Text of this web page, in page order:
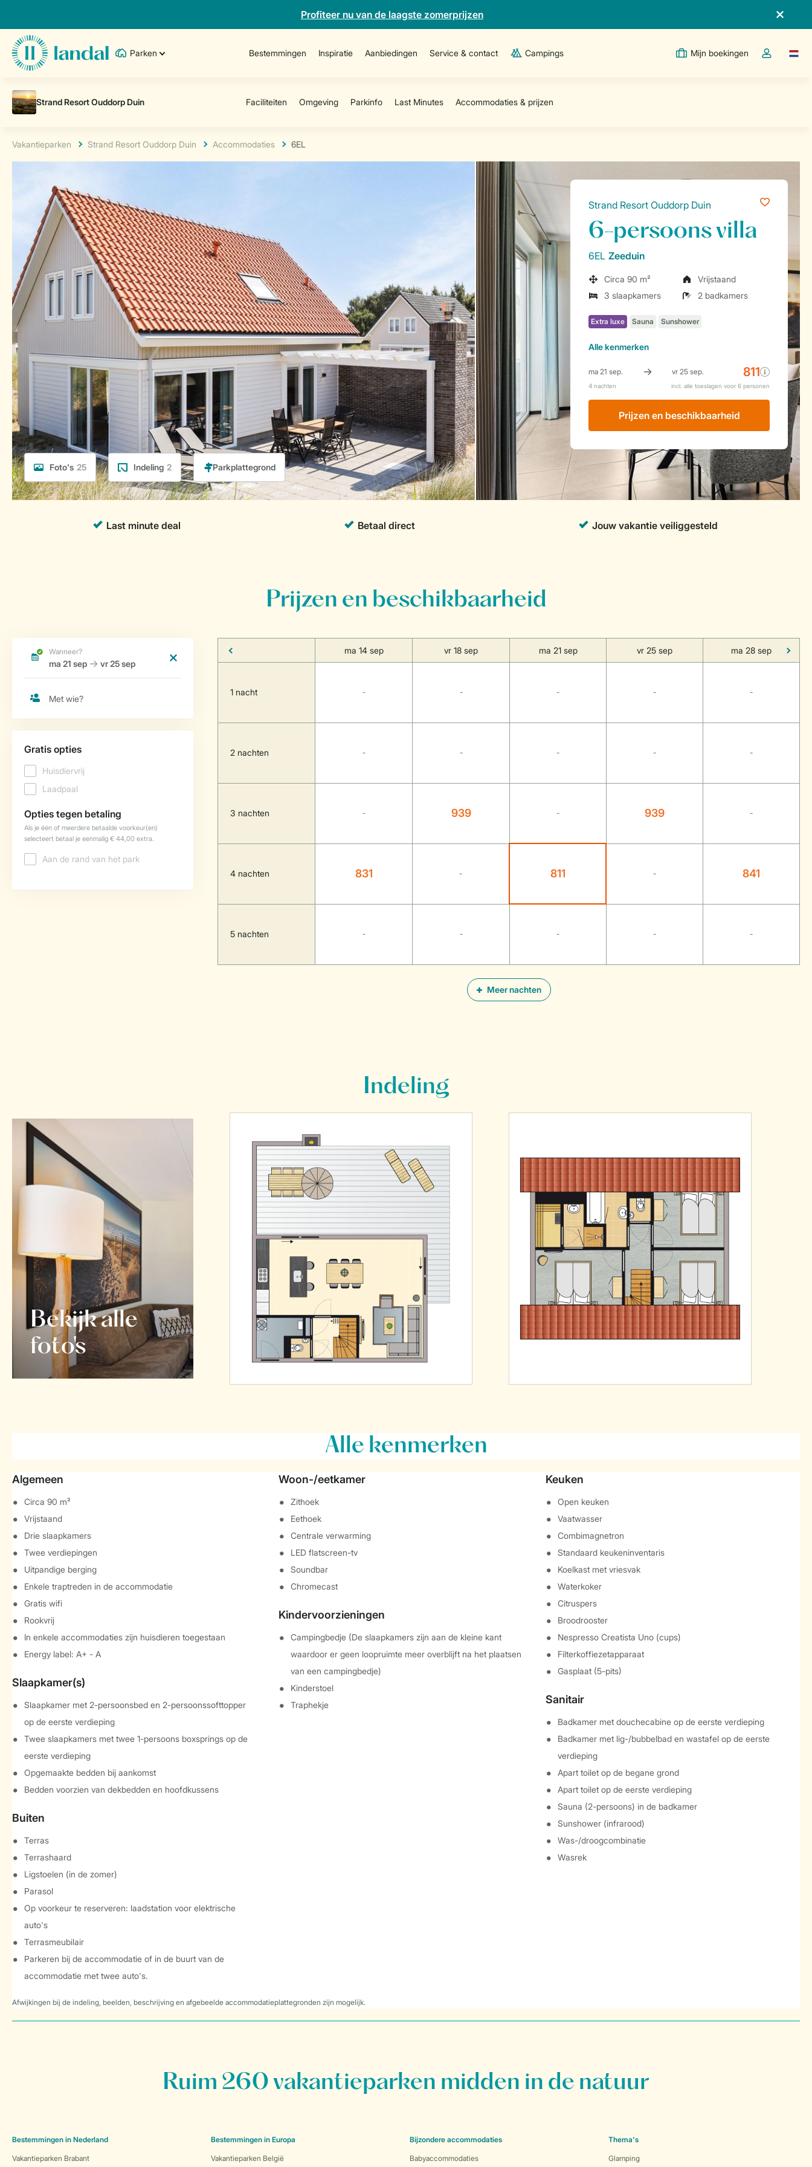
Profiteer nu van de laagste zomerprijzen
Parken Bestemmingen Inspiratie Aanbiedingen Service & contact Campings Mijn boekingen
Open deTaal
Vakantieparken Strand Resort Ouddorp Duin Accommodaties 6EL
Foto's 25 Indeling 2
Strand Resort Ouddorp Duin
6-persoons villa
6EL Zeeduin
Circa 90 m²
Vrijstaand
3 slaapkamers
2 badkamers
Allekenmerken
Prijzen en beschikbaarheid
Prijzen en beschikbaarheid
Meer nachten
ma 14 sep vr 18 sep ma 21 sep vr 25 sep ma 28 sep
1 nacht - - - - -
2 nachten - - - - -
3 nachten - 939 - 939 -
4 nachten 831 - 811 - 841
5 nachten - - - - -
Indeling
Bekijk alle
foto's
Alle kenmerken
Algemeen
Circa 90 m²
Vrijstaand
Drie slaapkamers
Twee verdiepingen
Uitpandige berging
Enkele traptreden in de accommodatie
Gratis wifi
Rookvrij
In enkele accommodaties zijn huisdieren toegestaan
Energy label: A+ - A
Slaapkamer(s)
Slaapkamer met 2-persoonsbed en 2-persoonssofttopper
op de eerste verdieping
Twee slaapkamers met twee 1-persoons boxsprings op de
eerste verdieping
Opgemaakte bedden bij aankomst
Bedden voorzien van dekbedden en hoofdkussens
Buiten
Terras
Terrashaard
Ligstoelen (in de zomer)
Parasol
Op voorkeur te reserveren: laadstation voor elektrische
auto's
Terrasmeubilair
Parkeren bij de accommodatie of in de buurt van de
accommodatie met twee auto's.
Woon-/eetkamer
Zithoek
Eethoek
Centrale verwarming
LED flatscreen-tv
Soundbar
Chromecast
Kindervoorzieningen
Campingbedje (De slaapkamers zijn aan de kleine kant
waardoor er geen loopruimte meer overblijft na het plaatsen
van een campingbedje)
Kinderstoel
Traphekje
Keuken
Open keuken
Vaatwasser
Combimagnetron
Standaard keukeninventaris
Koelkast met vriesvak
Waterkoker
Citruspers
Broodrooster
Nespresso Creatista Uno (cups)
Filterkoffiezetapparaat
Gasplaat (5-pits)
Sanitair
Badkamer met douchecabine op de eerste verdieping
Badkamer met lig-/bubbelbad en wastafel op de eerste
verdieping
Apart toilet op de begane grond
Apart toilet op de eerste verdieping
Sauna (2-persoons) in de badkamer
Sunshower (infrarood)
Was-/droogcombinatie
Wasrek
Afwijkingen bij de indeling, beelden, beschrijving en afgebeelde accommodatieplattegronden zijn mogelijk.
Ruim 260 vakantieparken midden in de natuur
Bestemmingen in Nederland
Vakantieparken Brabant
Bestemmingen in Europa
Vakantieparken België
Bijzondere accommodaties
Babyaccommodaties
Thema's
Glamping